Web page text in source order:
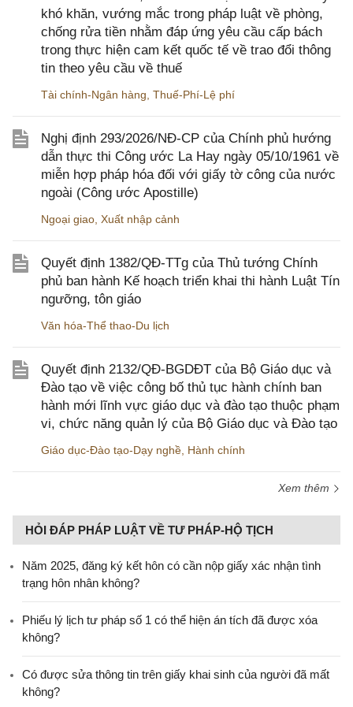
khó khăn, vướng mắc trong pháp luật về phòng,
chống rửa tiền nhằm đáp ứng yêu cầu cấp bách
trong thực hiện cam kết quốc tế về trao đổi thông
tin theo yêu cầu về thuế
Tài chính-Ngân hàng Thuế-Phí-Lệ phí
Nghị định 293/2026/NĐ-CP của Chính phủ hướng
dẫn thực thi Công ước La Hay ngày 05/10/1961 về
miễn hợp pháp hóa đối với giấy tờ công của nước
ngoài (Công ước Apostille)
Ngoại giao Xuất nhập cảnh
Quyết định 1382/QĐ-TTg của Thủ tướng Chính
phủ ban hành Kế hoạch triển khai thi hành Luật Tín
ngưỡng, tôn giáo
Văn hóa-Thể thao-Du lịch
Quyết định 2132/QĐ-BGDĐT của Bộ Giáo dục và
Đào tạo về việc công bố thủ tục hành chính ban
hành mới lĩnh vực giáo dục và đào tạo thuộc phạm
vi, chức năng quản lý của Bộ Giáo dục và Đào tạo
Giáo dục-Đào tạo-Dạy nghề Hành chính
Xem thêm
HỎI ĐÁP PHÁP LUẬT VỀ TƯ PHÁP-HỘ TỊCH
Năm 2025, đăng ký kết hôn có cần nộp giấy xác nhận tình
trạng hôn nhân không?
Phiếu lý lịch tư pháp số 1 có thể hiện án tích đã được xóa
không?
Có được sửa thông tin trên giấy khai sinh của người đã mất
không?